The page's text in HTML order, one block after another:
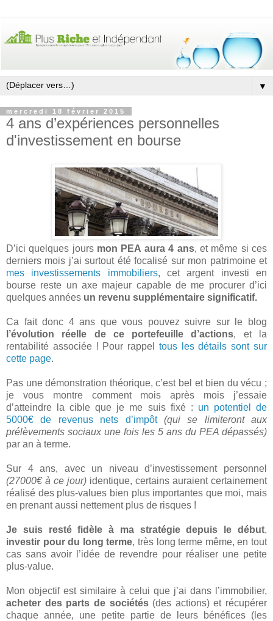
▼
mercredi 18 février 2015
4 ans d’expériences personnelles
d'investissement en bourse
D’ici quelques jours mon PEA aura 4 ans, et même si ces
derniers mois j’ai surtout été focalisé sur mon patrimoine et
mes investissements immobiliers, cet argent investi en
bourse reste un axe majeur capable de me procurer d’ici
quelques années un revenu supplémentaire significatif.
Ca fait donc 4 ans que vous pouvez suivre sur le blog
l’évolution réelle de ce portefeuille d’actions, et la
rentabilité associée ! Pour rappel tous les détails sont sur
cette page.
Pas une démonstration théorique, c’est bel et bien du vécu ;
je vous montre comment mois après mois j’essaie
d’atteindre la cible que je me suis fixé : un potentiel de
5000€ de revenus nets d’impôt
(qui se limiteront aux
prélèvements sociaux une fois les 5 ans du PEA dépassés)
par an à terme.
Sur 4 ans, avec un niveau d’investissement personnel
(27000€ à ce jour) identique, certains auraient certainement
réalisé des plus-values bien plus importantes que moi, mais
en prenant aussi nettement plus de risques !
Je suis resté fidèle à ma stratégie depuis le début,
investir pour du long terme, très long terme même, en tout
cas sans avoir l’idée de revendre pour réaliser une petite
plus-value.
Mon objectif est similaire à celui que j’ai dans l’immobilier,
acheter des parts de sociétés(des actions) et récupérer
chaque année, une petite partie de leurs bénéfices (les